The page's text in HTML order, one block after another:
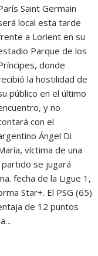
Saint Germain
local esta tarde
a Lorient en su
Parque de los
donde
la hostilidad de
público en el último
y no
con el
Ángel Di
víctima de una
partido se jugará
fecha de la Ligue 1,
Star+. El PSG (65)
de 12 puntos